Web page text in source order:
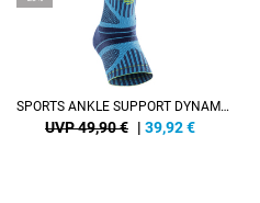
SPORTS ANKLE SUPPORT DYNAMIC
UVP 49,90 € | 39,92€